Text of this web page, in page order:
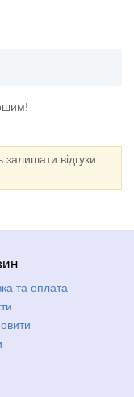
залишати відгуки
та оплата